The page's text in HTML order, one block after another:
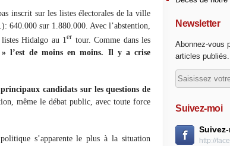
inscrit sur les listes électorales de la ville
sur 1.880.000. Avec l’abstention,
Hidalgo au 1er tour. Comme dans les
l’est de moins en moins. Il y a crise
candidats sur les questions de
même le débat public, avec toute force
s’apparente le plus à la situation
Newsletter
Abonnez-vous
articles publiés.
Suivez-moi
http://